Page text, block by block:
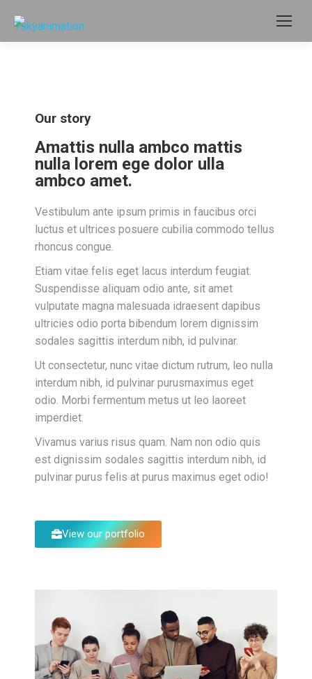
Our story
Amattis nulla ambco mattis
nulla lorem ege dolor ulla
ambco amet.
Vestibulum ante ipsum primis in faucibus orci
luctus et ultrices posuere cubilia commodo tellus
rhoncus congue.
Etiam vitae felis eget lacus interdum feugiat.
Suspendisse aliquam odio ante, sit amet
vulputate magna malesuada idraesent dapibus
ultricies odio porta bibendum lorem dignissim
sodales sagittis interdum nibh, id pulvinar.
Ut consectetur, nunc vitae dictum rutrum, leo nulla
interdum nibh, id pulvinar purusmaximus eget
odio. Morbi fermentum metus ut leo laoreet
imperdiet.
Vivamus varius risus quam. Nam non odio quis
est dignissim sodales sagittis interdum nibh, id
pulvinar purus felis at purus maximus eget odio!
View our portfolio